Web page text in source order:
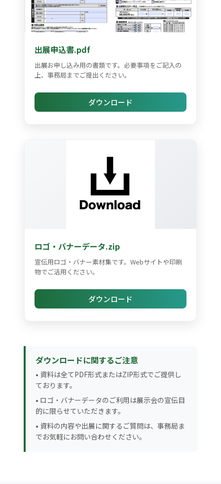
出展申込書.pdf
出展お申し込み用の書類です。必要事項をご記入の
上、事務局までご提出ください。
ダウンロード
ロゴ・バナーデータ.zip
宣伝用ロゴ・バナー素材集です。Webサイトや印刷
物でご活用ください。
ダウンロード
ダウンロードに関するご注意
• 資料は全てPDF形式またはZIP形式でご提供し
ております。
• ロゴ・バナーデータのご利用は展示会の宣伝目
的に限らせていただきます。
• 資料の内容や出展に関するご質問は、事務局ま
でお気軽にお問い合わせください。